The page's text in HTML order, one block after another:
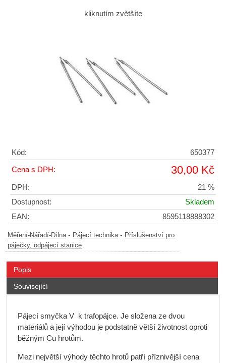
kliknutím zvětšíte
Kód: 650377
Cena s DPH: 30,00 Kč
DPH:
21 %
Dostupnost:
Skladem
EAN:
8595118888302
Měření-Nářadí-Dílna- Pájecí technika- Příslušenství pro
páječky, odpájecí stanice
Popis
Související
Pájecí smyčka V k trafopájce. Je složena ze dvou
materiálů a její výhodou je podstatně větší životnost oproti
běžným Cu hrotům.
Mezi největší výhody těchto hrotů patří příznivější cena